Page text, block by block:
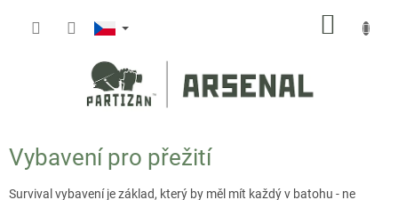
Vybavení pro přežití
Survival vybavení je základ, který by měl mít každý v batohu - ne